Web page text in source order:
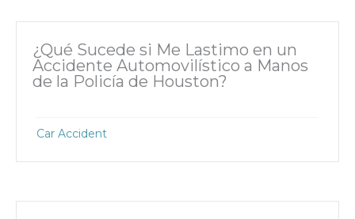
¿Qué Sucede si Me Lastimo en un
Accidente Automovilístico a Manos
de la Policía de Houston?
Car Accident